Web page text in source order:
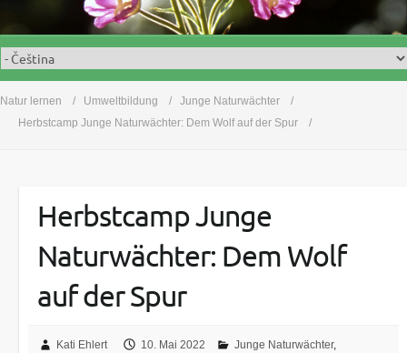
e
n
Natur lernen Umweltbildung
Junge Naturwächter
Herbstcamp Junge Naturwächter: Dem Wolf auf der Spur
Herbstcamp Junge
Naturwächter: Dem Wolf
auf der Spur
Kati Ehlert 10. Mai 2022 Junge Naturwächter,